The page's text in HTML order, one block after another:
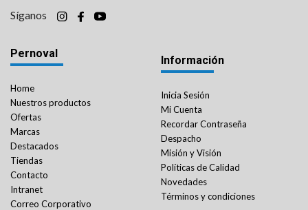
Síganos
Pernoval
Home
Nuestros productos
Ofertas
Marcas
Destacados
Tiendas
Contacto
Intranet
Correo Corporativo
Información
Inicia Sesión
Mi Cuenta
Recordar Contraseña
Despacho
Misión y Visión
Políticas de Calidad
Novedades
Términos y condiciones